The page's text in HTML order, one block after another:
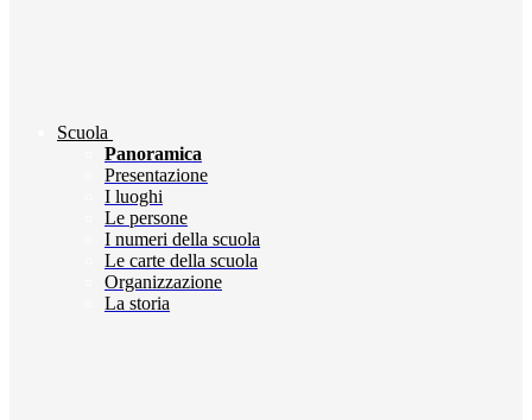
Scuola
Panoramica
Presentazione
I luoghi
Le persone
I numeri della scuola
Le carte della scuola
Organizzazione
La storia